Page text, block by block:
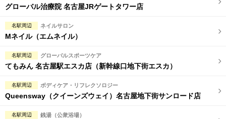
グローバル治療院 名古屋JRゲートタワー店
名駅周辺 ネイルサロン
Mネイル（エムネイル）
名駅周辺 グローバルスポーツケア
てもみん 名古屋駅エスカ店（新幹線口地下街エスカ）
名駅周辺 ボディケア・リフレクソロジー
Queensway（クイーンズウェイ）名古屋地下街サンロード店
名駅周辺 銭湯（公衆浴場）